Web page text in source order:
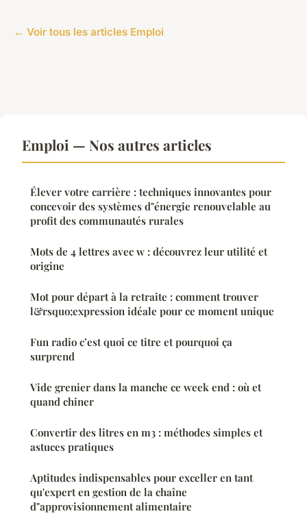
← Voir tous les articles Emploi
Emploi — Nos autres articles
Élever votre carrière : techniques innovantes pour
concevoir des systèmes d"énergie renouvelable au
profit des communautés rurales
Mots de 4 lettres avec w : découvrez leur utilité et
origine
Mot pour départ à la retraite : comment trouver
l&rsquo;expression idéale pour ce moment unique
Fun radio c’est quoi ce titre et pourquoi ça
surprend
Vide grenier dans la manche ce week end : où et
quand chiner
Convertir des litres en m3 : méthodes simples et
astuces pratiques
Aptitudes indispensables pour exceller en tant
qu'expert en gestion de la chaîne
d"approvisionnement alimentaire